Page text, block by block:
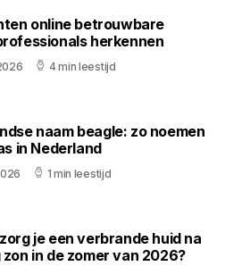
online betrouwbare
herkennen
4 min leestijd
naam beagle: zo noemen
in Nederland
1 min leestijd
je een verbrande huid na
zon in de zomer van 2026?